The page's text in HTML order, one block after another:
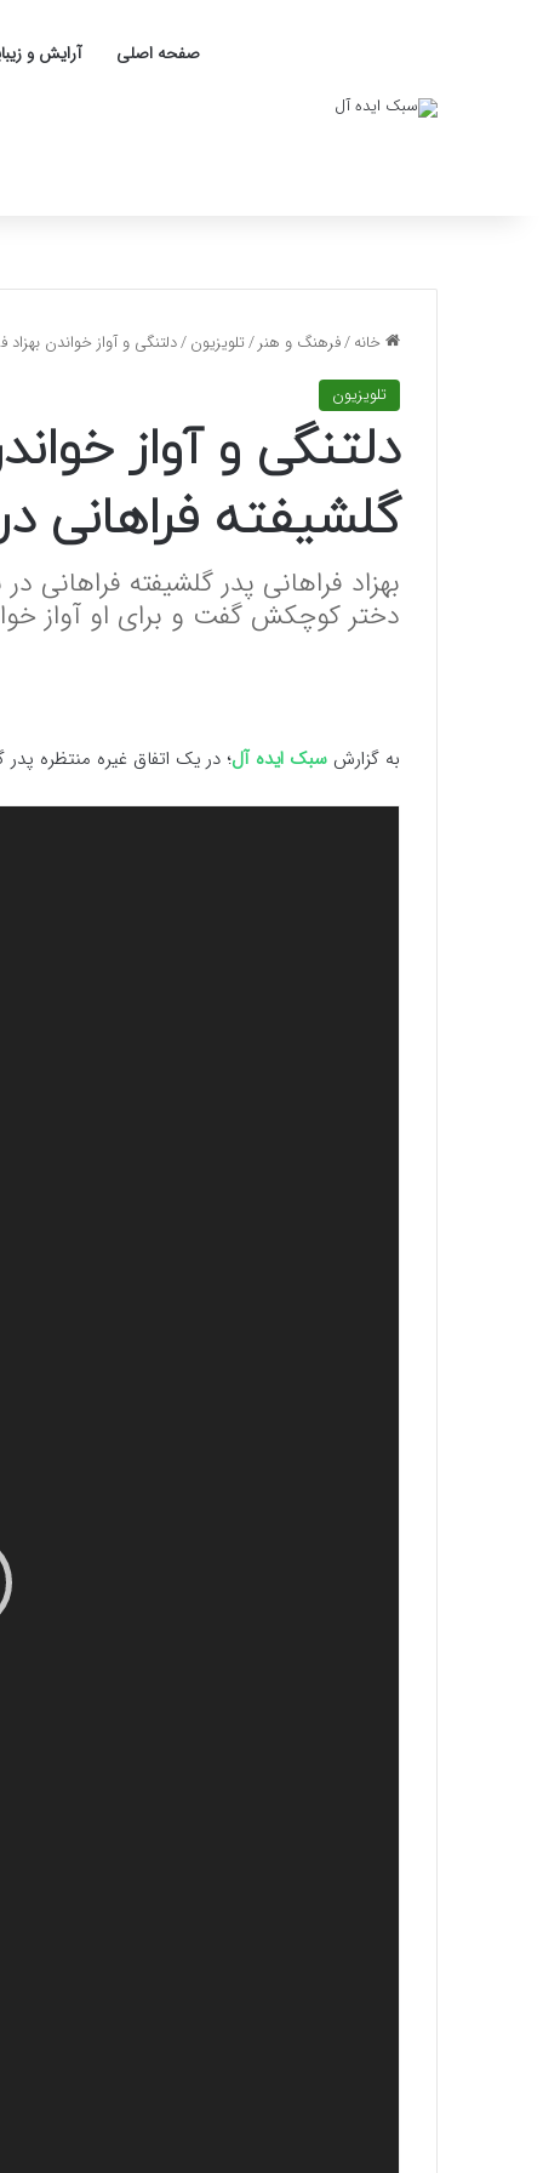
صفحه اصلی آرایش و
خانه/فرهنگ و هنر/تلویزیون/دلتنگی و آواز خواندن بهزاد
تلویزیون
دلتنگی و آواز
گلشیفته فراهانی
بهزاد فراهانی پدر گلشیفته فراهانی
دختر کوچکش گفت و برای او آواز
به گزارش سبک ایده آل؛ در یک اتفاق غیره منتظره